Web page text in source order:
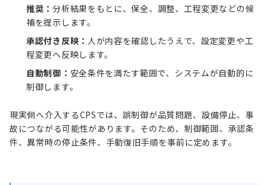
推奨：分析結果をもとに、保全、調整、工程変更などの候
補を提示します。
承認付き反映： 人が内容を確認したうえで、設定変更や工
程変更へ反映します。
自動制御： 安全条件を満たす範囲で、システムが自動的に
制御します。
現実側へ介入するCPSでは、誤制御が品質問題、設備停止、事
故につながる可能性があります。そのため、制御範囲、承認条
件、異常時の停止条件、手動復旧手順を事前に定めます。